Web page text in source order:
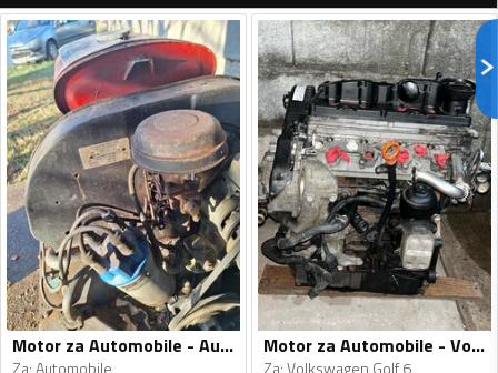
Motor za Automobile - Automobile - Univerzalno Motor za Automobile - Volkswagen - Golf 6 - 2008-2011